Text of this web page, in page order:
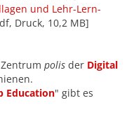
und Lehr-Lern-
Druck, 10,2 MB]
polis der Digital
Education" gibt es